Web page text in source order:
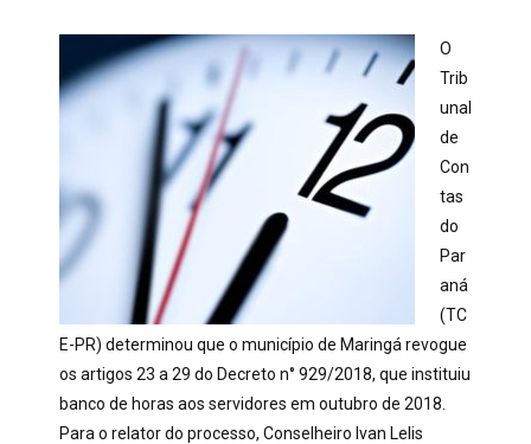
O
Trib
unal
de
Con
tas
do
Par
aná
(TC
E-PR) determinou que o município de Maringá revogue
os artigos 23 a 29 do Decreto n° 929/2018, que instituiu
banco de horas aos servidores em outubro de 2018.
Para o relator do processo, Conselheiro Ivan Lelis